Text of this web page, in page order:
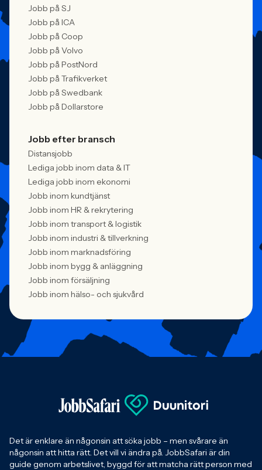
Jobb på SJ
Jobb på ICA
Jobb på Coop
Jobb på Volvo
Jobb på PostNord
Jobb på Trafikverket
Jobb på Swedbank
Jobb på Dollarstore
Jobb efter bransch
Distansjobb
Lediga jobb inom data & IT
Lediga jobb inom ekonomi
Jobb inom kundtjänst
Jobb inom HR & rekrytering
Jobb inom transport & logistik
Jobb inom industri & tillverkning
Jobb inom marknadsföring
Jobb inom bygg & anläggning
Jobb inom försäljning
Jobb inom hälso- och sjukvård
Det är enklare än någonsin att söka jobb – men svårare än
någonsin att hitta rätt. Det vill vi ändra på. JobbSafari är din
guide genom arbetslivet, byggd för att matcha rätt person med